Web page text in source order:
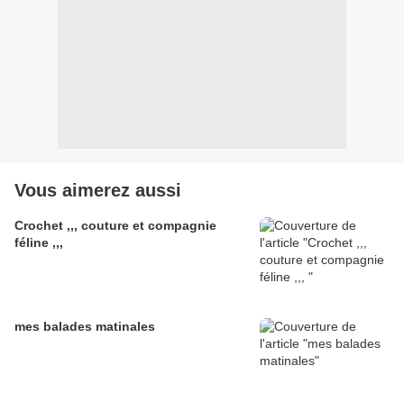
Vous aimerez aussi
Crochet ,,, couture et compagnie
féline ,,,
mes balades matinales